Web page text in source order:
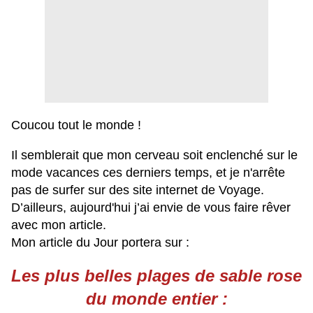
Coucou tout le monde !
Il semblerait que mon cerveau soit enclenché sur le
mode vacances ces derniers temps, et je n'arrête
pas de surfer sur des site internet de Voyage.
D’ailleurs, aujourd'hui j’ai envie de vous faire rêver
avec mon article.
Mon article du Jour portera sur :
Les plus belles plages de sable rose
du monde entier :